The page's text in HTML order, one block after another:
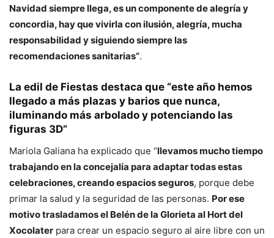
Navidad siempre llega, es un componente de alegría y
concordia, hay que vivirla con ilusión, alegría, mucha
responsabilidad y siguiendo siempre las
recomendaciones sanitarias”.
La edil de Fiestas destaca que “este año hemos
llegado a más plazas y barios que nunca,
iluminando más arbolado y potenciando las
figuras 3D”
Mariola Galiana ha explicado que “llevamos mucho tiempo
trabajando en la concejalía para adaptar todas estas
celebraciones, creando espacios seguros, porque debe
primar la salud y la seguridad de las personas. Por ese
motivo trasladamos el Belén de la Glorieta al Hort del
Xocolater para crear un espacio seguro al aire libre con un